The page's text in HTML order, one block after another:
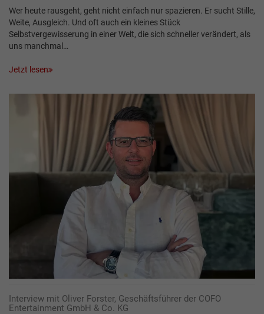
Wer heute rausgeht, geht nicht einfach nur spazieren. Er sucht Stille,
Weite, Ausgleich. Und oft auch ein kleines Stück
Selbstvergewisserung in einer Welt, die sich schneller verändert, als
uns manchmal…
Jetzt lesen
Interview mit Oliver Forster, Geschäftsführer der COFO
Entertainment GmbH & Co. KG